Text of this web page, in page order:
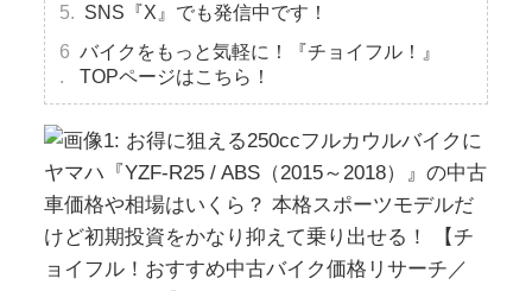
SNS『X』でも発信中です！
バイクをもっと気軽に！『チョイフル！』
TOPページはこちら！